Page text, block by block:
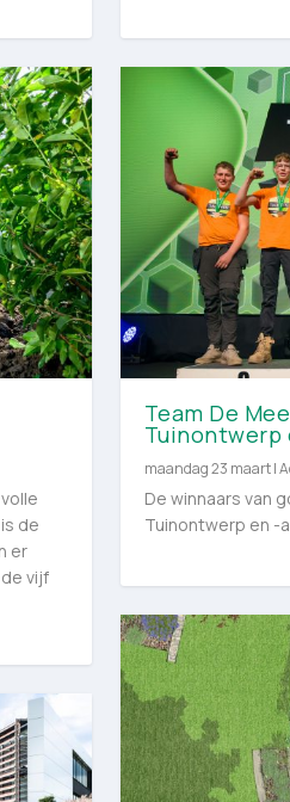
de
er
vijf
Team De
Tuinontwerp
maandag 23 maart|
De winnaars van
Tuinontwerp en -